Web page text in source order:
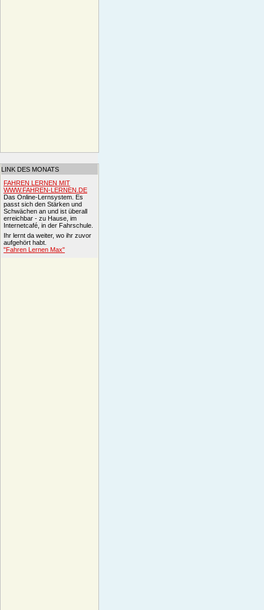
LINK DES MONATS
FAHREN LERNEN MIT
WWW.FAHREN-LERNEN.DE
Das Online-Lernsystem. Es
passt sich den Stärken und
Schwächen an und ist überall
erreichbar - zu Hause, im
Internetcafé, in der Fahrschule.
Ihr lernt da weiter, wo ihr zuvor
aufgehört habt.
"Fahren Lernen Max"